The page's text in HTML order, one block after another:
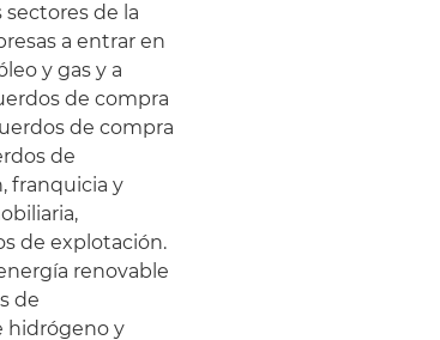
sectores de la
a entrar en
y gas y a
de compra
de compra
de
franquicia y
de explotación.
renovable
de
hidrógeno y